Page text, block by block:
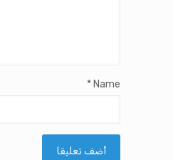
Name
*